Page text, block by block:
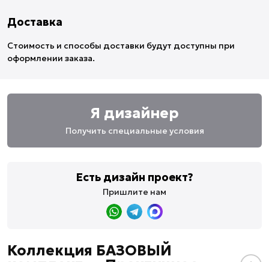
Доставка
Стоимость и способы доставки будут доступны при
оформлении заказа.
Я дизайнер
Получить специальные условия
Есть дизайн проект?
Пришлите нам
Коллекция БАЗОВЫЙ